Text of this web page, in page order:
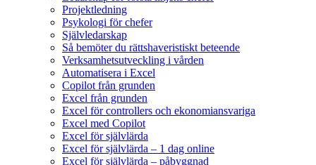
Projektledning
Psykologi för chefer
Självledarskap
Så bemöter du rättshaveristiskt beteende
Verksamhetsutveckling i vården
Automatisera i Excel
Copilot från grunden
Excel från grunden
Excel för controllers och ekonomiansvariga
Excel med Copilot
Excel för självlärda
Excel för självlärda – 1 dag online
Excel för självlärda – påbyggnad